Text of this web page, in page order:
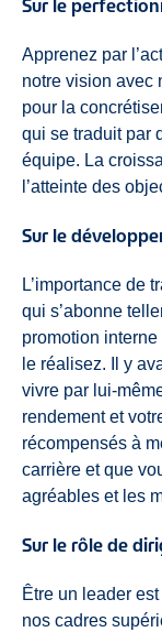
Sur le
Apprenez par
notre vision avec
pour la
qui se traduit par
équipe. La
l’atteinte des
Sur le
L’importance de
qui s’abonne
promotion
le réalisez. Il y
vivre par lui-
rendement et
récompensés à
carrière et que
agréables et les
Sur le rôle de
Être un leader
nos cadres